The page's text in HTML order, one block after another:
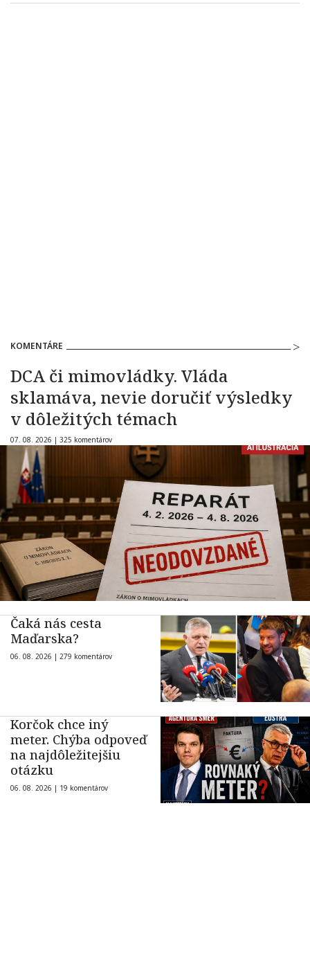
KOMENTÁRE
DCA či mimovládky. Vláda
sklamáva, nevie doručiť výsledky
v dôležitých témach
07. 08. 2026 | 325 komentárov
Čaká nás cesta
Maďarska?
06. 08. 2026 | 279 komentárov
Korčok chce iný
meter. Chýba odpoveď
na najdôležitejšiu
otázku
06. 08. 2026 | 19 komentárov